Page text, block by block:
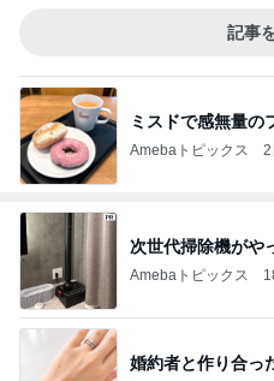
記事
ミスドで感無量の
Amebaトピックス 2
次世代掃除機がや
Amebaトピックス
婚約者と作り合っ